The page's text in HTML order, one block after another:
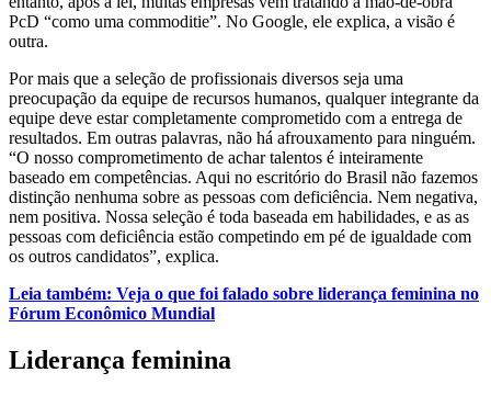
PcD “como uma commoditie”. No Google, ele explica, a visão é
outra.
Por mais que a seleção de profissionais diversos seja uma
preocupação da equipe de recursos humanos, qualquer integrante da
equipe deve estar completamente comprometido com a entrega de
resultados. Em outras palavras, não há afrouxamento para ninguém.
“O nosso comprometimento de achar talentos é inteiramente
baseado em competências. Aqui no escritório do Brasil não fazemos
distinção nenhuma sobre as pessoas com deficiência. Nem negativa,
nem positiva. Nossa seleção é toda baseada em habilidades, e as as
pessoas com deficiência estão competindo em pé de igualdade com
os outros candidatos”, explica.
Leia também: Veja o que foi falado sobre liderança feminina no
Fórum Econômico Mundial
Liderança feminina